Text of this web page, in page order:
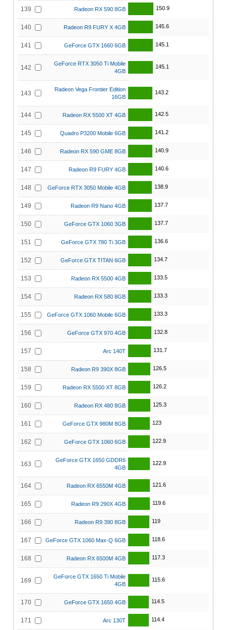
139 Radeon RX 590 8GB 150.9
140 Radeon R9 FURY X 4GB 145.6
141 GeForce GTX 1660 6GB 145.1
142
GeForce RTX 3050 Ti Mobile
4GB
145.1
143
Radeon Vega Frontier Edition
16GB
143.2
144 Radeon RX 5500 XT 4GB 142.5
145 Quadro P3200 Mobile 6GB 141.2
146 Radeon RX 590 GME 8GB 140.9
147 Radeon R9 FURY 4GB 140.6
148 GeForce RTX 3050 Mobile 4GB 138.9
149 Radeon R9 Nano 4GB 137.7
150 GeForce GTX 1060 3GB 137.7
151 GeForce GTX 780 Ti 3GB 136.6
152 GeForce GTX TITAN 6GB 134.7
153 Radeon RX 5500 4GB 133.5
154 Radeon RX 580 8GB 133.3
155 GeForce GTX 1060 Mobile 6GB 133.3
156 GeForce GTX 970 4GB 132.8
157 Arc 140T 131.7
158 Radeon R9 390X 8GB 126.5
159 Radeon RX 5500 XT 8GB 126.2
160 Radeon RX 480 8GB 125.3
161 GeForce GTX 980M 8GB 123
162 GeForce GTX 1060 6GB 122.9
163
GeForce GTX 1650 GDDR6
4GB
122.9
164 Radeon RX 6550M 4GB 121.6
165 Radeon R9 290X 4GB 119.6
166 Radeon R9 390 8GB 119
167 GeForce GTX 1060 Max-Q 6GB 118.6
168 Radeon RX 6500M 4GB 117.3
169
GeForce GTX 1650 Ti Mobile
4GB
115.6
170 GeForce GTX 1650 4GB 114.5
171 Arc 130T 114.4